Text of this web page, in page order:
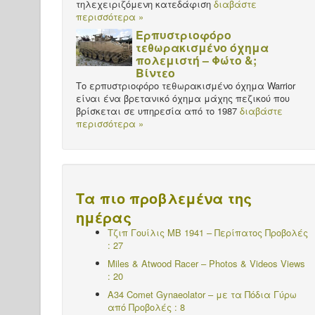
τηλεχειριζόμενη κατεδάφιση διαβάστε
περισσότερα »
Ερπυστριοφόρο
τεθωρακισμένο όχημα
πολεμιστή – Φώτο &;
Βίντεο
Το ερπυστριοφόρο τεθωρακισμένο όχημα Warrior
είναι ένα βρετανικό όχημα μάχης πεζικού που
βρίσκεται σε υπηρεσία από το 1987 διαβάστε
περισσότερα »
Τα πιο προβλεμένα της
ημέρας
Τζιπ Γουίλις MB 1941 – Περίπατος Προβολές
: 27
Miles & Atwood Racer – Photos & Videos Views
: 20
A34 Comet Gynaeolator – με τα Πόδια Γύρω
από Προβολές : 8